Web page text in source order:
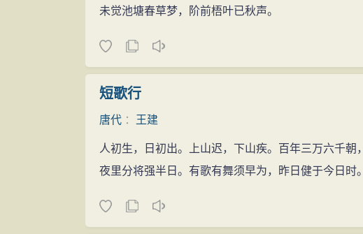
未觉池塘春草梦，阶前梧叶已秋声。
短歌行
唐代 ： 王建
人初生，日初出。上山迟，下山疾。百年三万六千朝，
夜里分将强半日。有歌有舞须早为，昨日健于今日时。